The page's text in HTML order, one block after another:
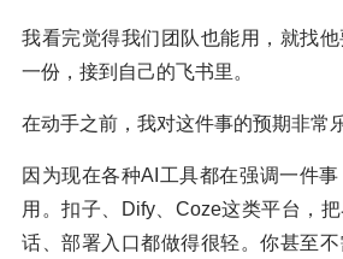
我看完觉得我们团队也能用，就找
一份，接到自己的飞书里。
在动手之前，我对这件事的预期非常
因为现在各种AI工具都在强调一件
用。扣子、Dify、Coze这类平台，
话、部署入口都做得很轻。你甚至